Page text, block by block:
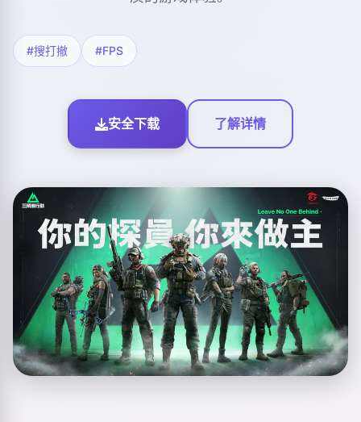
#搜打撤 #FPS
安全下载 了解详情